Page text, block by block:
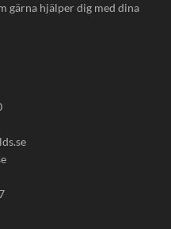
gärna hjälper dig med dina